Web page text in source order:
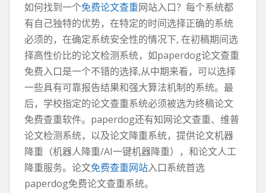
如何找到一个免费论文查重网站入口？每个系统都
有自己独特的优势，在特定的时间选择正确的系统
必须的，在确定系统安全性的情况下, 在初稿期间选
择高性价比的论文检测系统，如paperdog论文查重
免费入口是一个不错的选择,从中期来看，可以选择
一些具有可靠报告结果和强大算法机制的系统。最
后，学校指定的论文查重系统必须被选为终稿论文
免费查重软件。paperdog还有知网论文查重、维普
论文检测系统，以及论文降重系统，提供论文机器
降重（机器人降重/AI一键机器降重），和论文人工
降重服务。论文免费查重网站入口系统首选
paperdog免费论文查重系统。